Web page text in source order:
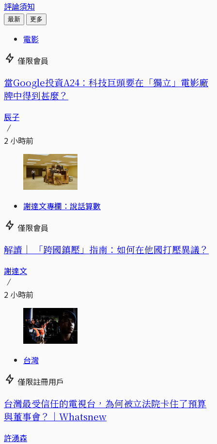
評論須知
最新 更多
電影
僅限會員
當Google投資A24：科技巨頭要在「獨立」電影廠
牌中得到甚麼？
辰子
2 小時前
謝達文專欄：說話算數
僅限會員
解讀｜ 「跨國鎮壓」指南：如何在他國打壓異議？
謝達文
2 小時前
台灣
僅限註冊用戶
台灣最受信任的電視台，為何被立法院卡住了預算
與董事會？｜Whatsnew
許湧森